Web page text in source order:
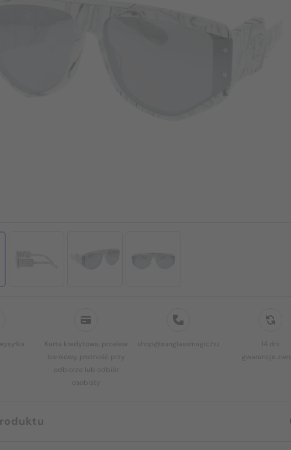
Karta kredytowa, przelew
bankowy, płatność przy
odbiorze lub odbiór
osobisty
shop@sunglassmagic.hu
14 dni
gwarancja